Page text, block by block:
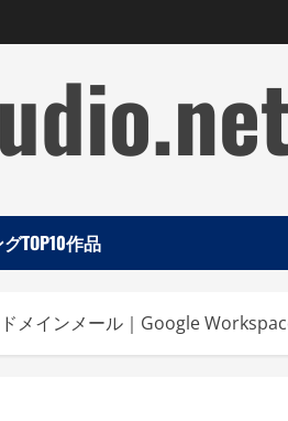
TOP10作品
メインメール｜Google